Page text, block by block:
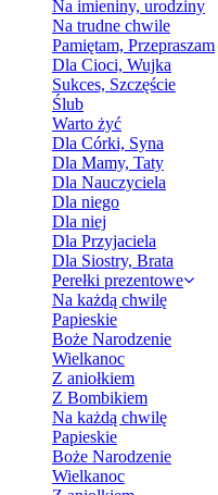
Na imieniny, urodziny
Na trudne chwile
Pamiętam, Przepraszam
Dla Cioci, Wujka
Sukces, Szczęście
Ślub
Warto żyć
Dla Córki, Syna
Dla Mamy, Taty
Dla Nauczyciela
Dla niego
Dla niej
Dla Przyjaciela
Dla Siostry, Brata
Perełki prezentowe
Na każdą chwilę
Papieskie
Boże Narodzenie
Wielkanoc
Z aniołkiem
Z Bombikiem
Na każdą chwilę
Papieskie
Boże Narodzenie
Wielkanoc